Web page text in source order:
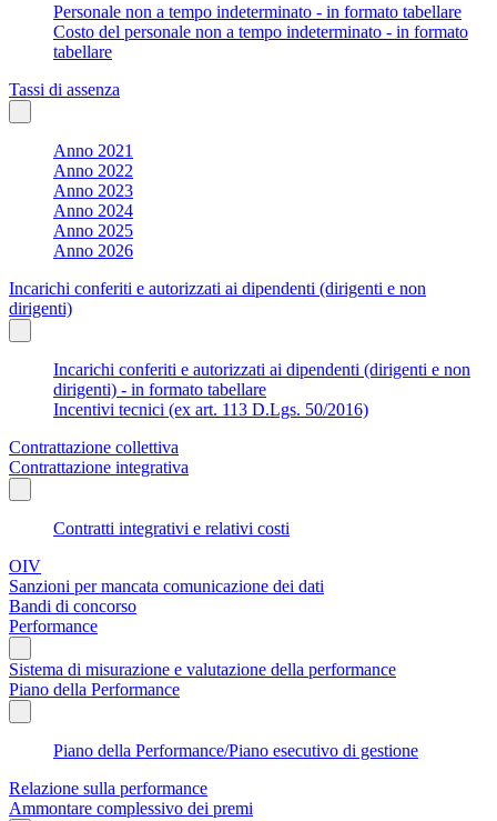
Personale non a tempo indeterminato - in formato tabellare
Costo del personale non a tempo indeterminato - in formato
tabellare
Tassi di assenza
Anno 2021
Anno 2022
Anno 2023
Anno 2024
Anno 2025
Anno 2026
Incarichi conferiti e autorizzati ai dipendenti (dirigenti e non
dirigenti)
Incarichi conferiti e autorizzati ai dipendenti (dirigenti e non
dirigenti) - in formato tabellare
Incentivi tecnici (ex art. 113 D.Lgs. 50/2016)
Contrattazione collettiva
Contrattazione integrativa
Contratti integrativi e relativi costi
OIV
Sanzioni per mancata comunicazione dei dati
Bandi di concorso
Performance
Sistema di misurazione e valutazione della performance
Piano della Performance
Piano della Performance/Piano esecutivo di gestione
Relazione sulla performance
Ammontare complessivo dei premi